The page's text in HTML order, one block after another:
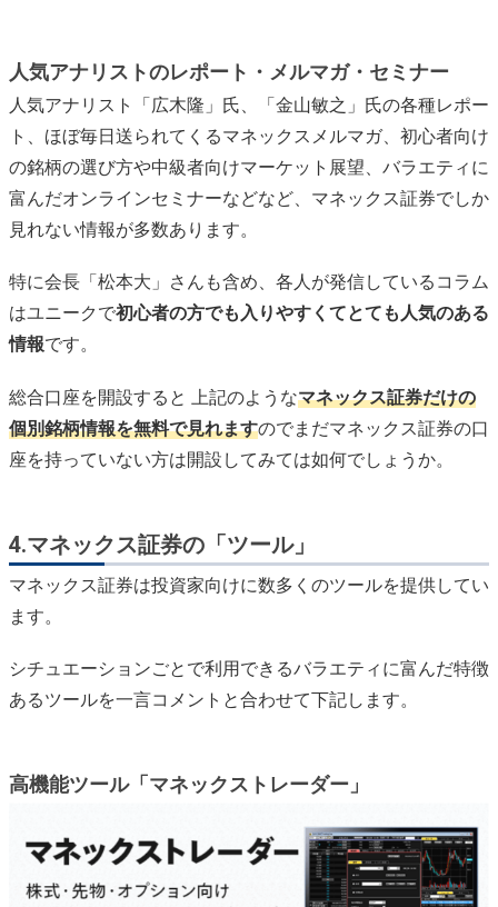
人気アナリストのレポート・メルマガ・セミナー
人気アナリスト「広木隆」氏、「金山敏之」氏の各種レポー
ト、ほぼ毎日送られてくるマネックスメルマガ、初心者向け
の銘柄の選び方や中級者向けマーケット展望、バラエティに
富んだオンラインセミナーなどなど、マネックス証券でしか
見れない情報が多数あります。
特に会長「松本大」さんも含め、各人が発信しているコラム
はユニークで初心者の方でも入りやすくてとても人気のある
情報です。
総合口座を開設すると 上記のようなマネックス証券だけの
個別銘柄情報を無料で見れますのでまだマネックス証券の口
座を持っていない方は開設してみては如何でしょうか。
4.マネックス証券の「ツール」
マネックス証券は投資家向けに数多くのツールを提供してい
ます。
シチュエーションごとで利用できるバラエティに富んだ特徴
あるツールを一言コメントと合わせて下記します。
高機能ツール「マネックストレーダー」